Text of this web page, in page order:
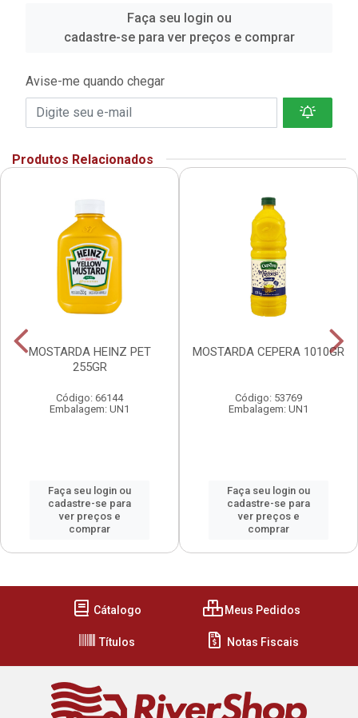
Faça seu login ou
cadastre-se para ver preços e comprar
Avise-me quando chegar
Produtos Relacionados
MOSTARDA HEINZ PET
255GR
Código: 66144
Embalagem: UN1
Faça seu login ou
cadastre-se para
ver preços e
comprar
MOSTARDA CEPERA 1010GR
Código: 53769
Embalagem: UN1
Faça seu login ou
cadastre-se para
ver preços e
comprar
Cátalogo Meus Pedidos
Títulos Notas Fiscais